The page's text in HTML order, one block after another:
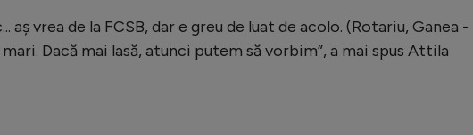
aș vrea de la FCSB, dar e greu de luat de acolo. (Rotariu, Ganea -
Dacă mai lasă, atunci putem să vorbim”, a mai spus Attila